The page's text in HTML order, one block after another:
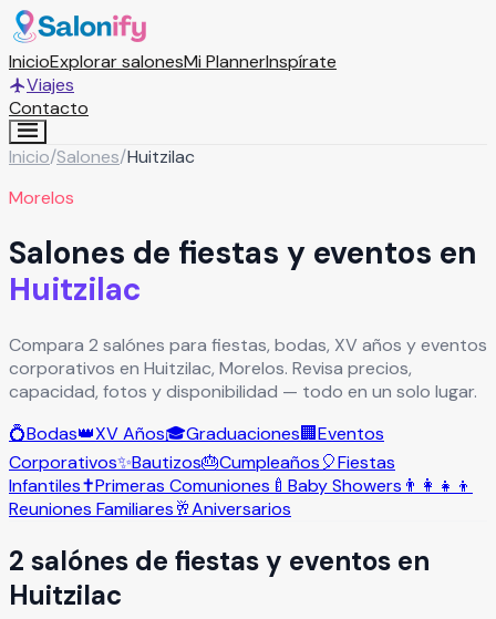
InicioExplorar salonesMi PlannerInspírate
Viajes
Contacto
Inicio/Salones/Huitzilac
Morelos
Salones de fiestas y eventos en
Huitzilac
Compara 2 salónes para fiestas, bodas, XV años y eventos
corporativos en Huitzilac, Morelos. Revisa precios,
capacidad, fotos y disponibilidad — todo en un solo lugar.
💍Bodas👑XV Años🎓Graduaciones🏢Eventos
Corporativos✨Bautizos🎂Cumpleaños🎈Fiestas
Infantiles✝️Primeras Comuniones 🍼 Baby Showers 👨‍👩‍👧‍👦
Reuniones Familiares🥂Aniversarios
2 salónes de fiestas y eventos en
Huitzilac